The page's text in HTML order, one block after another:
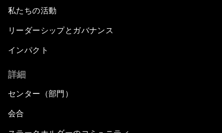
私たちの活動
リーダーシップとガバナンス
インパクト
詳細
センター（部門）
会合